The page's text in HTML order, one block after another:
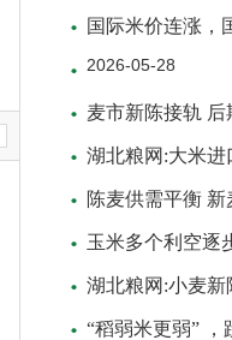
国际米价连涨，
2026-05-28
麦市新陈接轨
湖北粮网:大米
陈麦供需平衡
玉米多个利空逐
湖北粮网:小麦新
“稻弱米更弱” ，